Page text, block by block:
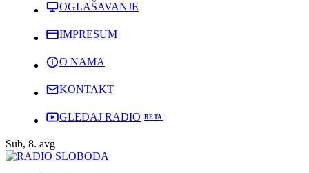
OGLAŠAVANJE
IMPRESUM
O NAMA
KONTAKT
GLEDAJ RADIO
Sub, 8. avg